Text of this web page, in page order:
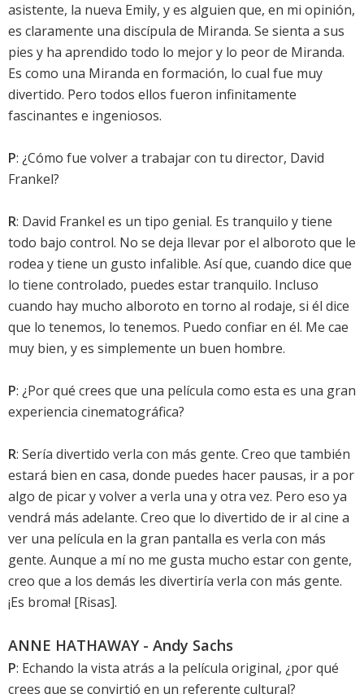
asistente, la nueva Emily, y es alguien que, en mi opinión,
es claramente una discípula de Miranda. Se sienta a sus
pies y ha aprendido todo lo mejor y lo peor de Miranda.
Es como una Miranda en formación, lo cual fue muy
divertido. Pero todos ellos fueron infinitamente
fascinantes e ingeniosos.
P: ¿Cómo fue volver a trabajar con tu director, David
Frankel?
R: David Frankel es un tipo genial. Es tranquilo y tiene
todo bajo control. No se deja llevar por el alboroto que le
rodea y tiene un gusto infalible. Así que, cuando dice que
lo tiene controlado, puedes estar tranquilo. Incluso
cuando hay mucho alboroto en torno al rodaje, si él dice
que lo tenemos, lo tenemos. Puedo confiar en él. Me cae
muy bien, y es simplemente un buen hombre.
P: ¿Por qué crees que una película como esta es una gran
experiencia cinematográfica?
R: Sería divertido verla con más gente. Creo que también
estará bien en casa, donde puedes hacer pausas, ir a por
algo de picar y volver a verla una y otra vez. Pero eso ya
vendrá más adelante. Creo que lo divertido de ir al cine a
ver una película en la gran pantalla es verla con más
gente. Aunque a mí no me gusta mucho estar con gente,
creo que a los demás les divertiría verla con más gente.
¡Es broma! [Risas].
ANNE HATHAWAY - Andy Sachs
P: Echando la vista atrás a la película original, ¿por qué
crees que se convirtió en un referente cultural?